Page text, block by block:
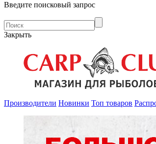
Введите поисковый запрос
Закрыть
Производители Новинки Топ товаров